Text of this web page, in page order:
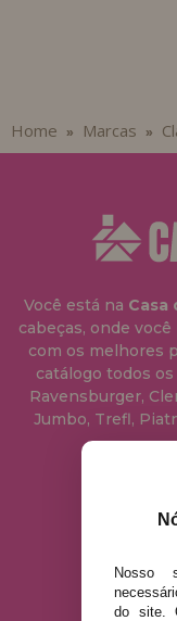
Home » Marcas »
Você está na Casa
cabeças, onde
com os melhores
catálogo todos
Ravensburger,
Jumbo, Trefl,
Nosso
do site.